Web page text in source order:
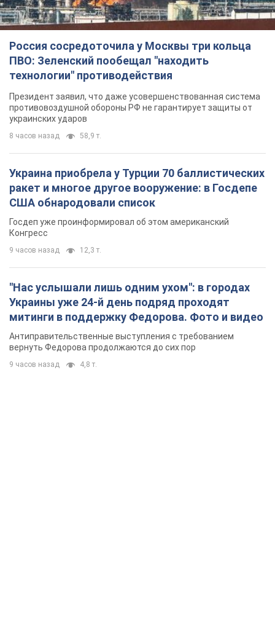
Россия сосредоточила у Москвы три кольца
ПВО: Зеленский пообещал "находить
технологии" противодействия
Президент заявил, что даже усовершенствованная система
противовоздушной обороны РФ не гарантирует защиты от
украинских ударов
8 часов назад 58,9 т.
Украина приобрела у Турции 70 баллистических
ракет и многое другое вооружение: в Госдепе
США обнародовали список
Госдеп уже проинформировал об этом американский
Конгресс
9 часов назад 12,3 т.
"Нас услышали лишь одним ухом": в городах
Украины уже 24-й день подряд проходят
митинги в поддержку Федорова. Фото и видео
Антиправительственные выступления с требованием
вернуть Федорова продолжаются до сих пор
9 часов назад 4,8 т.